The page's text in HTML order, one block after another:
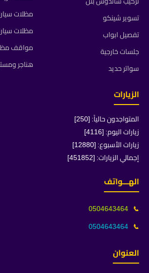
تسوير شينكو
تفصيل ابواب
جلسات خارجية
سواتر حديد
مظلات
مظلات
مواقف
هناجر
الزيارات
المتواجدون حالياً: [250]
زيارات اليوم: [4116]
زيارات الأسبوع: [12880]
إجمالي الزيارات: [451852]
الهـــواتف
📞
0504643464
📞
0504643464
العنوان